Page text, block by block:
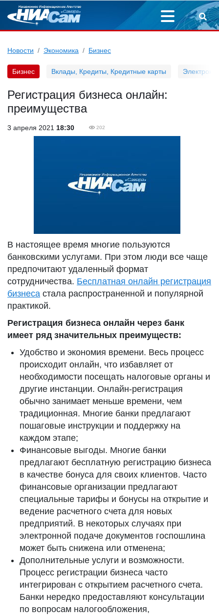
Новости Экономика Бизнес
Бизнес Вклады, Кредиты, Кредитные карты
Регистрация бизнеса онлайн:
преимущества
3 апреля 2021 18:30 202
В настоящее время многие пользуются
банковскими услугами. При этом люди все чаще
предпочитают удаленный формат
сотрудничества. Бесплатная онлайн регистрация
бизнеса стала распространенной и популярной
практикой.
Регистрация бизнеса онлайн через банк
имеет ряд значительных преимуществ:
Удобство и экономия времени. Весь процесс
происходит онлайн, что избавляет от
необходимости посещать налоговые органы и
другие инстанции. Онлайн-регистрация
обычно занимает меньше времени, чем
традиционная. Многие банки предлагают
пошаговые инструкции и поддержку на
каждом этапе;
Финансовые выгоды. Многие банки
предлагают бесплатную регистрацию бизнеса
в качестве бонуса для своих клиентов. Часто
финансовые организации предлагают
специальные тарифы и бонусы на открытие и
ведение расчетного счета для новых
предприятий. В некоторых случаях при
электронной подаче документов госпошлина
может быть снижена или отменена;
Дополнительные услуги и возможности.
Процесс регистрации бизнеса часто
интегрирован с открытием расчетного счета.
Банки нередко предоставляют консультации
по вопросам налогообложения,